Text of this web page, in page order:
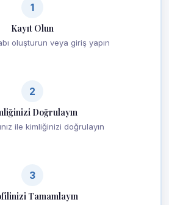
1
Kayıt Olun
oluşturun veya giriş yapın
2
Doğrulayın
ile kimliğinizi doğrulayın
3
Tamamlayın